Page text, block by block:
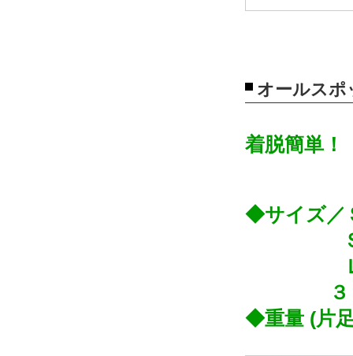
オールスポ
着脱簡単！
◆サイズ／
Ｓ
３
◆重量 (片